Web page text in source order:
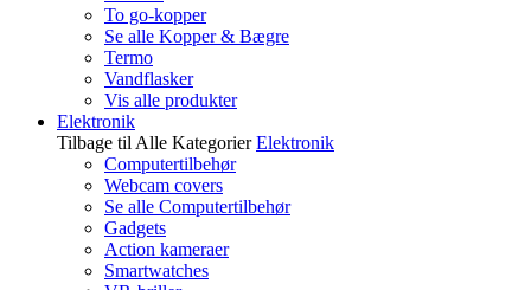
To go-kopper
Se alle Kopper & Bægre
Termo
Vandflasker
Vis alle produkter
Elektronik
Tilbage til Alle Kategorier Elektronik
Computertilbehør
Webcam covers
Se alle Computertilbehør
Gadgets
Action kameraer
Smartwatches